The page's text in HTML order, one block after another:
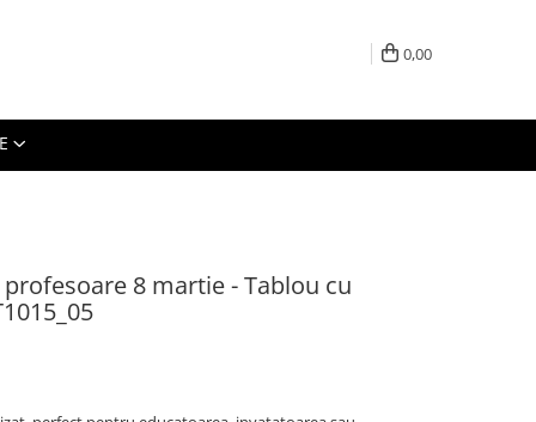
0,00
8 martie - Tablou cu